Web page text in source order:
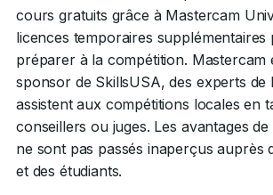
cours gratuits grâce à Mastercam
licences temporaires supplémentaires
préparer à la compétition. Mastercam
sponsor de SkillsUSA, des experts de
assistent aux compétitions locales en
conseillers ou juges. Les avantages
ne sont pas passés inaperçus auprès
et des étudiants.